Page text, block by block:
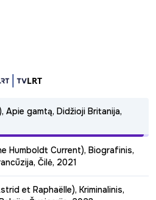
LRT
Apie gamtą, Didžioji Britanija,
hieniniai šunys ir liūtai varžosi
Ši kova - tai galios ir
vietovėje, kur susipina keturių
Kai hieninių šunų karalienės
Humboldt Current), Biografinis,
Čilė, 2021
et Raphaëlle), Kriminalinis,